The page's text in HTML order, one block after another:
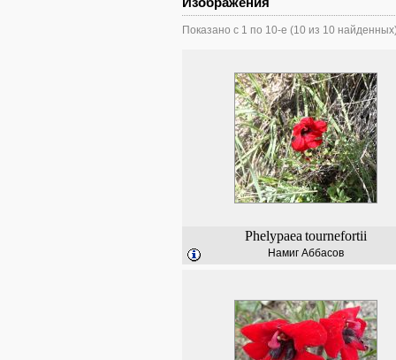
Показано с 1 по 10-е (10 из 10
Phelypaea tournefortii
Намиг Аббасов